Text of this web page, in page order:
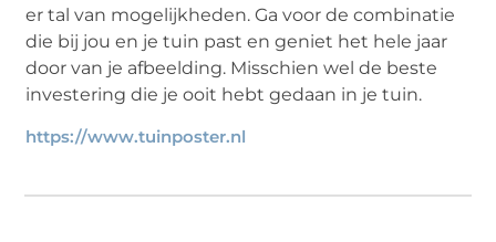
er tal van mogelijkheden. Ga voor de combinatie
die bij jou en je tuin past en geniet het hele jaar
door van je afbeelding. Misschien wel de beste
investering die je ooit hebt gedaan in je tuin.
https://www.tuinposter.nl